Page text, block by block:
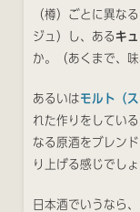
（樽）ごとに異な
ジュ）し、ある キ
か。（あくまで、
あるいはモルト（
れた作りをしてい
なる原酒をブレン
り上げる感じでしょ
日本酒でいうなら